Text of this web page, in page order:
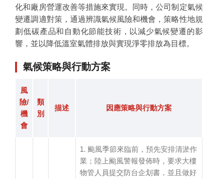
環
境
理
化和廠房營運改善等措施來實現。同時，公司制定氣候
變遷調適對策，通過辨識氣候風險和機會，策略性地規
劃低碳產品和自動化節能技術，以減少氣候變遷的影
響，並以降低溫室氣體排放與實現淨零排放為目標。
氣候策略與行動方案
風
險/
機
會
類
別
描述 因應策略與行動方案
1. 颱風季節來臨前，預先安排清淤作
業；陸上颱風警報發佈時，要求大樓
物管人員提交防台企划書，並且做好